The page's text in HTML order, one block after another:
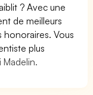
? Avec une
de meilleurs
Vous
plus
Madelin.